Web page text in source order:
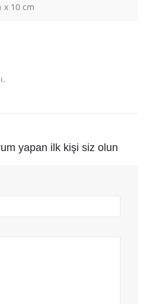
x 10 cm
yapan ilk kişi siz olun